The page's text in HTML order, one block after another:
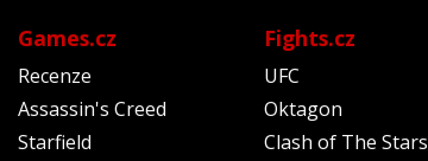
Games.cz
Recenze
Assassin's Creed
Starfield
Fights.cz
UFC
Oktagon
Clash of The Stars